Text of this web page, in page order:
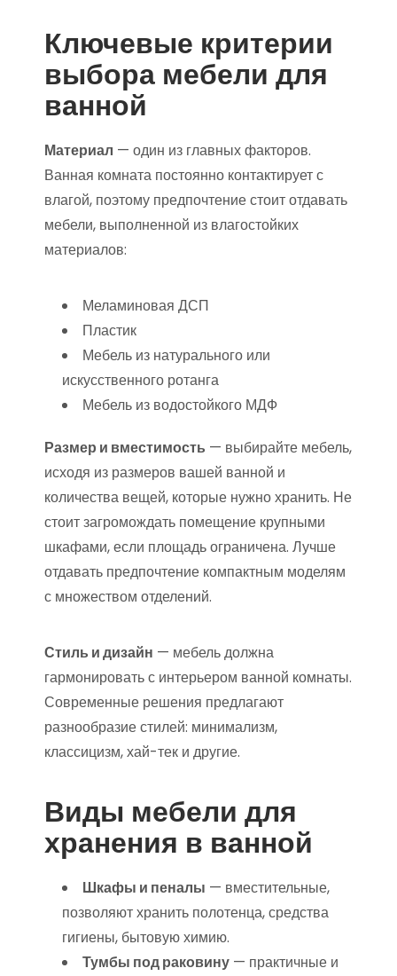
Ключевые критерии
выбора мебели для
ванной
Материал — один из главных факторов.
Ванная комната постоянно контактирует с
влагой, поэтому предпочтение стоит отдавать
мебели, выполненной из влагостойких
материалов:
Меламиновая ДСП
Пластик
Мебель из натурального или
искусственного ротанга
Мебель из водостойкого МДФ
Размер и вместимость — выбирайте мебель,
исходя из размеров вашей ванной и
количества вещей, которые нужно хранить. Не
стоит загромождать помещение крупными
шкафами, если площадь ограничена. Лучше
отдавать предпочтение компактным моделям
с множеством отделений.
Стиль и дизайн — мебель должна
гармонировать с интерьером ванной комнаты.
Современные решения предлагают
разнообразие стилей: минимализм,
классицизм, хай-тек и другие.
Виды мебели для
хранения в ванной
Шкафы и пеналы — вместительные,
позволяют хранить полотенца, средства
гигиены, бытовую химию.
Тумбы под раковину — практичные и